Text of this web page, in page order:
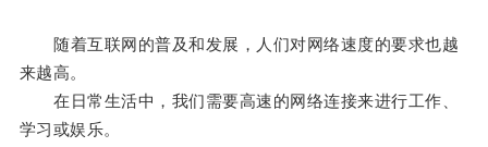
随着互联网的普及和发展，人们对网络速度的要求也越
来越高。
在日常生活中，我们需要高速的网络连接来进行工作、
学习或娱乐。